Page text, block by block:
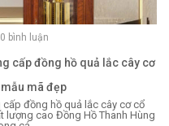
bình luận
cấp đồng hồ quả lắc cây cơ
mã đẹp
đồng hồ quả lắc cây cơ cổ
lượng cao Đồng Hồ Thanh Hùng